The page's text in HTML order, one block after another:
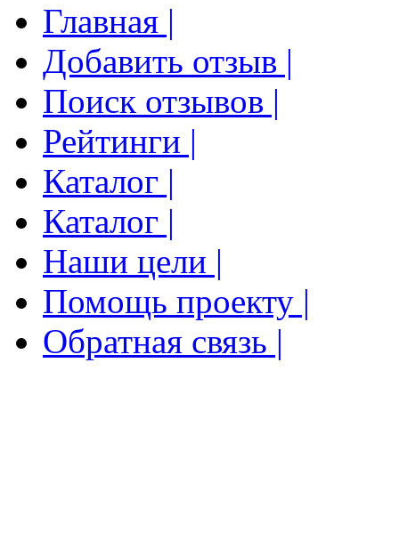
Главная |
Добавить отзыв |
Поиск отзывов |
Рейтинги |
Каталог |
Каталог |
Наши цели |
Помощь проекту |
Обратная связь |